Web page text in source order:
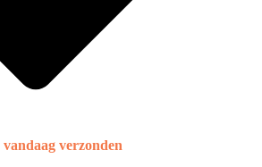
vandaag verzonden